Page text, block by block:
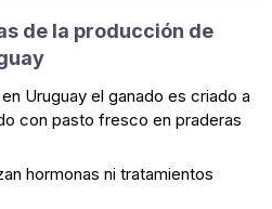
de la producción de
en Uruguay el ganado es criado a
con pasto fresco en praderas
hormonas ni tratamientos